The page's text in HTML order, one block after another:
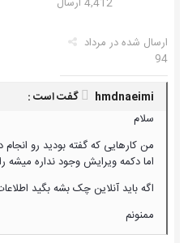
ارسال شده در مرداد
94
hmdnaeimi گفت است :
سلام
من کارهایی که گفته بودید رو انجام
اما دکمه ویرایش وجود نداره میشه
اگه باید آنلاین چک بشه بگید
ممنونم